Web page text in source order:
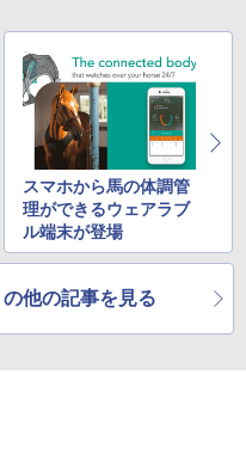
ver.)
ver.)
限定】 い・ろ・は・す 2L P
×8本
水ラベルレス 2L×9本
水 ラベルレス 500ml ×24本
クロ版 115 (ジャンプコミッ
モノクロ版 39 (ジャンプ
スマホから馬の体調管
理ができるウェアラブ
ル端末が登場
他の記事を見る